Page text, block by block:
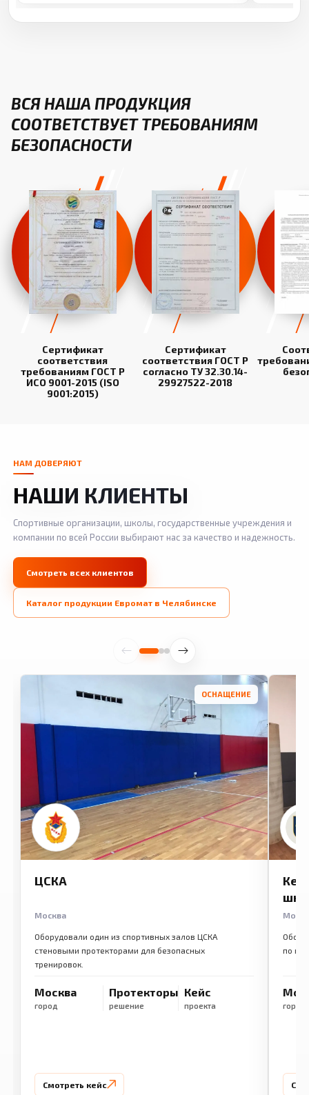
ВСЯ НАША ПРОДУКЦИЯ
СООТВЕТСТВУЕТ ТРЕБОВАНИЯМ
БЕЗОПАСНОСТИ
Сертификат
соответствия
требованиям ГОСТ Р
ИСО 9001-2015 (ISO
9001:2015)
Сертификат
соответствия ГОСТ Р
согласно ТУ 32.30.14-
29927522-2018
НАМ ДОВЕРЯЮТ
НАШИ КЛИЕНТЫ
Спортивные организации, школы, государственные учреждения и
компании по всей России выбирают нас за качество и надежность.
Смотреть всех клиентов
Каталог продукции Евромат в Челябинске
ОСНАЩЕНИЕ
ЦСКА
Москва
Оборудовали один из спортивных залов ЦСКА
стеновыми протекторами для безопасных
тренировок.
Москва
город
Протекторы
решение
Кейс
проекта
Смотреть кейс
по
город